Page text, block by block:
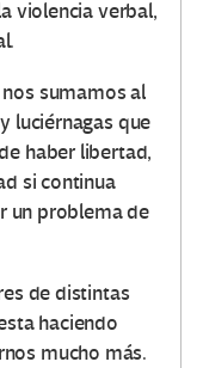
violencia verbal,
sumamos al
luciérnagas que
haber libertad,
si continua
un problema de
de distintas
haciendo
mucho más.